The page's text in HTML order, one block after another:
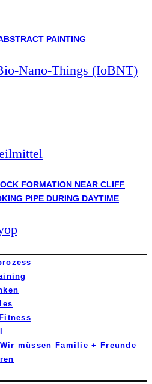
Nano-Things (IoBNT)
müssen Familie + Freunde